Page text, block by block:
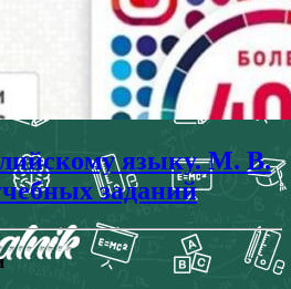
языку. М. В.
заданий